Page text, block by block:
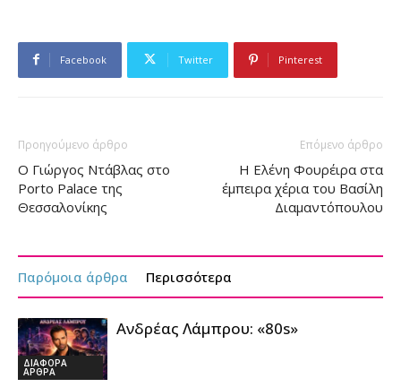
Facebook Twitter Pinterest
Προηγούμενο άρθρο
Ο Γιώργος Ντάβλας στο
Porto Palace της
Θεσσαλονίκης
Επόμενο άρθρο
H Ελένη Φουρέιρα στα
έμπειρα χέρια του Βασίλη
Διαμαντόπουλου
Παρόμοια άρθρα Περισσότερα
ΔΙΑΦΟΡΑ
ΑΡΘΡΑ
Ανδρέας Λάμπρου: «80s»